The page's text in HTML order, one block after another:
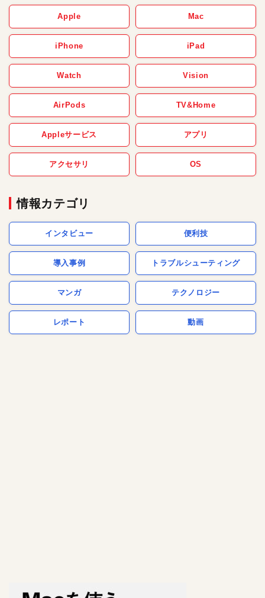
Apple Mac
iPhone iPad
Watch Vision
AirPods TV&Home
Appleサービス アプリ
アクセサリ OS
情報カテゴリ
インタビュー 便利技
導入事例 トラブルシューティング
マンガ テクノロジー
レポート 動画